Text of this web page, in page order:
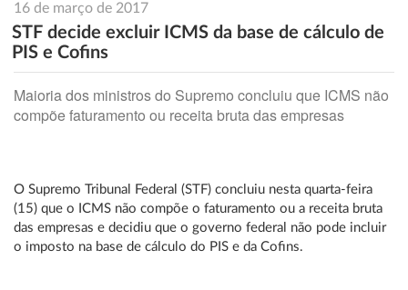
16 de março de 2017
STF decide excluir ICMS da base de cálculo de
PIS e Cofins
Maioria dos ministros do Supremo concluiu que ICMS não
compõe faturamento ou receita bruta das empresas
O Supremo Tribunal Federal (STF) concluiu nesta quarta-feira
(15) que o ICMS não compõe o faturamento ou a receita bruta
das empresas e decidiu que o governo federal não pode incluir
o imposto na base de cálculo do PIS e da Cofins.